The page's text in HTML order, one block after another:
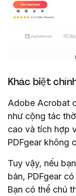
Khác biệt
Adobe Acrobat
như cộng tác
cao và tích hợp
PDFgear không
Tuy vậy, nếu
bản, PDFgear
Bạn có thể chú